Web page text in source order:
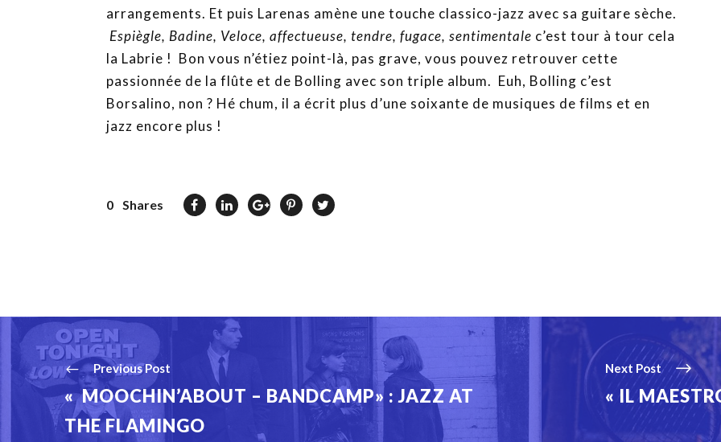
arrangements. Et puis Larenas amène une touche classico-jazz avec sa guitare sèche.
Espiègle, Badine, Veloce, affectueuse, tendre, fugace, sentimentale c’est tour à tour cela
la Labrie ! Bon vous n’étiez point-là, pas grave, vous pouvez retrouver cette
passionnée de la flûte et de Bolling avec son triple album. Euh, Bolling c’est
Borsalino, non ? Hé chum, il a écrit plus d’une soixante de musiques de films et en
jazz encore plus !
0 Shares
Previous Post
« MOOCHIN’ABOUT – BANDCAMP» : JAZZ AT
THE FLAMINGO
Next Post
« IL